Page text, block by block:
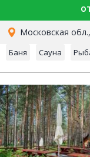
Московская
Баня Сауна